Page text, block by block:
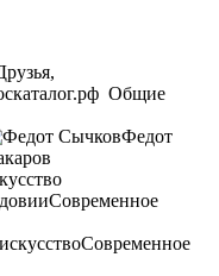
Общие
Федот
Современное
Современное